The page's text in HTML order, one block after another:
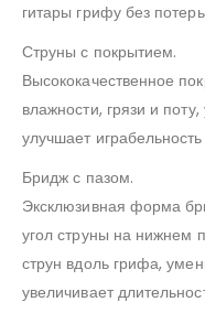
гитары грифу без
Струны с покрытием.
Высококачественное
влажности, грязи и
улучшает играбельность
Бридж с пазом.
Эксклюзивная форма
угол струны на нижнем
струн вдоль грифа,
увеличивает